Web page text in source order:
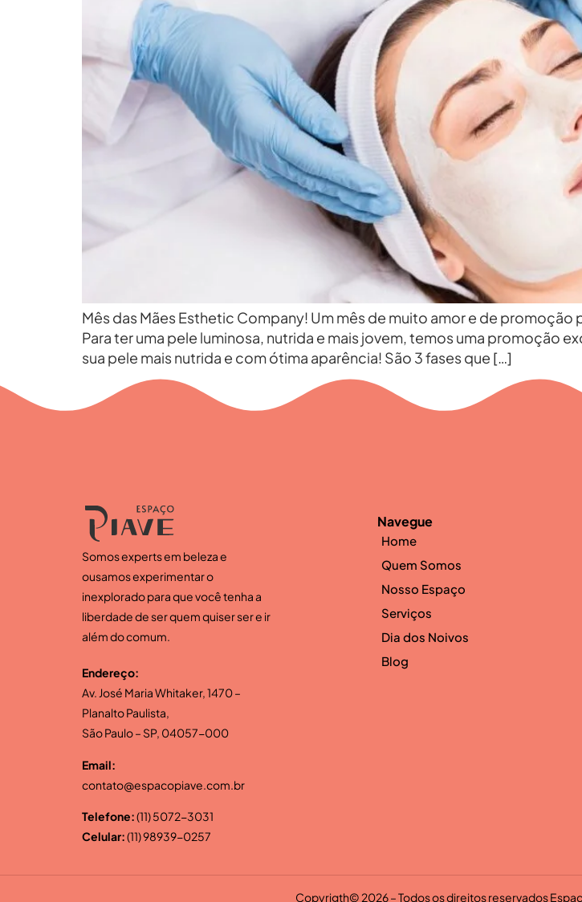
Mês das Mães Esthetic Company! Um mês de muito amor e de promoção
Para ter uma pele luminosa, nutrida e mais jovem, temos uma promoção
sua pele mais nutrida e com ótima aparência! São 3 fases que […]
Somos experts em beleza e
ousamos experimentar o
inexplorado para que você tenha a
liberdade de ser quem quiser ser e ir
além do comum.
Endereço:
Av. José Maria Whitaker, 1470 –
Planalto Paulista,
São Paulo – SP, 04057-000
Email:
contato@espacopiave.com.br
Telefone:(11) 5072-3031
Celular:(11) 98939-0257
Navegue
Home
Quem Somos
Nosso Espaço
Serviços
Dia dos Noivos
Blog
Copyrigth© 2026 – Todos os direitos reservados